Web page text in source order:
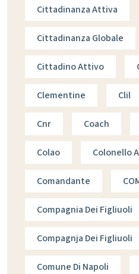
Cittadinanza Attiva
Cittadinanza Globale
Cittadino Attivo
Clementine Clil
Cnr Coach
Colao Colonello
Comandante
Compagnia Dei Figliuoli
Compagnja Dei Figliuoli
Comune Di Napoli